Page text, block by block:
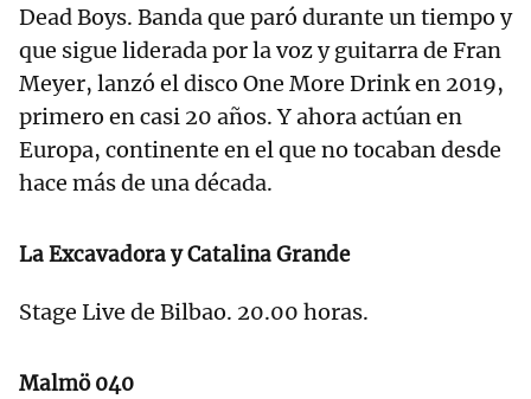
Dead Boys. Banda que paró durante un tiempo y
que sigue liderada por la voz y guitarra de Fran
Meyer, lanzó el disco One More Drink en 2019,
primero en casi 20 años. Y ahora actúan en
Europa, continente en el que no tocaban desde
hace más de una década.
La Excavadora y Catalina Grande
Stage Live de Bilbao. 20.00 horas.
Malmö 040